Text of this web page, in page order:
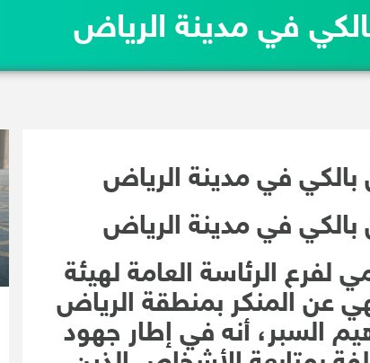
في مدينة الرياض
بالكي في مدينة الرياض
بالكي في مدينة الرياض
الرئاسة العامة لهيئة
عن المنكر بمنطقة الرياض
السبر، أنه في إطار جهود